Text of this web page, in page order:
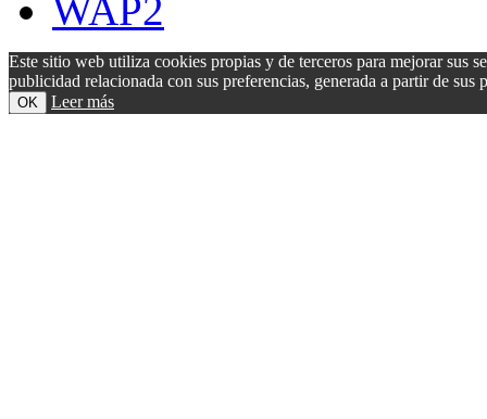
WAP2
Este sitio web utiliza cookies propias y de terceros para mejorar sus
publicidad relacionada con sus preferencias, generada a partir de
OK Leer más